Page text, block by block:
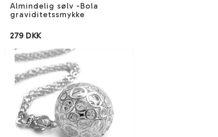
Almindelig sølv -Bola
graviditetssmykke
279 DKK